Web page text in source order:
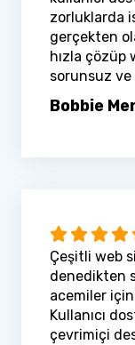
zorluklarda
gerçekten
hızla çözüp
sorunsuz
Bobbie
Çeşitli web
denedikten
acemiler için
Kullanıcı
çevrimiçi